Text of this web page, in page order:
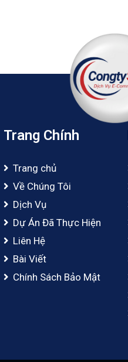
Trang Chính
Trang chủ
Về Chúng Tôi
Dịch Vụ
Dự Án Đã Thực Hiện
Liên Hệ
Bài Viết
Chính Sách Bảo Mật